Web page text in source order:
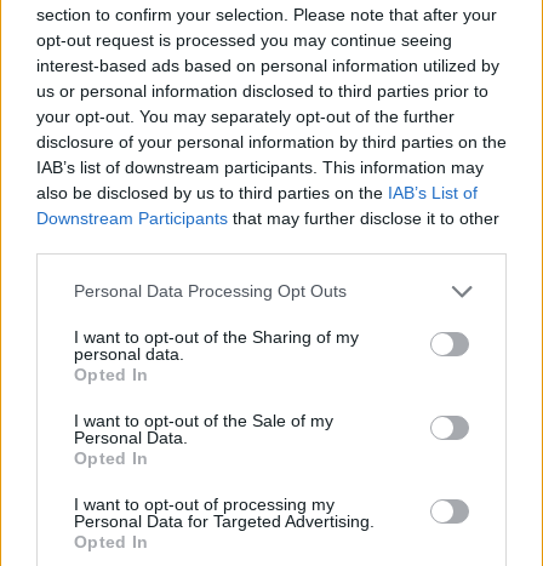
section to confirm your selection. Please note that after your
opt-out request is processed you may continue seeing
interest-based ads based on personal information utilized by
us or personal information disclosed to third parties prior to
your opt-out. You may separately opt-out of the further
disclosure of your personal information by third parties on the
IAB’s list of downstream participants. This information may
also be disclosed by us to third parties on the IAB’s List of
Downstream Participants that may further disclose it to other
Please note that this website/app uses one or more Google
not limited to your visit or usage behaviour. You may click to
grant or deny consent to Google and its third-party tags to
use your data for below specified purposes in below Google
consent section.
Personal Data Processing Opt Outs
I want to opt-out of the Sharing of my
personal data.
Opted In
I want to opt-out of the Sale of my
Personal Data.
Opted In
I want to opt-out of processing my
Personal Data for Targeted Advertising.
Opted In
Strategia power unit F1: gestione ICE, turbo e
Andrea Conforti · 7 Ago 2026
PIÙ LETTI
Chi si muove spesso cerca soluzioni semplici: cresce
l’attenzione verso il noleggio auto